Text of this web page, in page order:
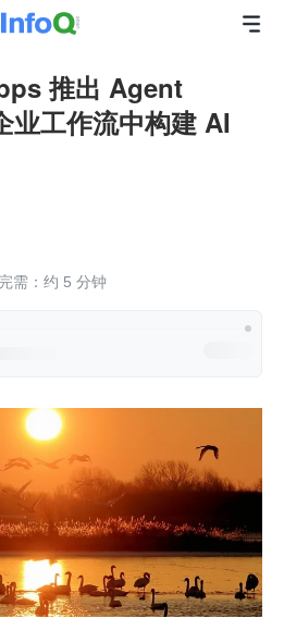
推出 Agent
业工作流中构建 AI
需：约 5 分钟